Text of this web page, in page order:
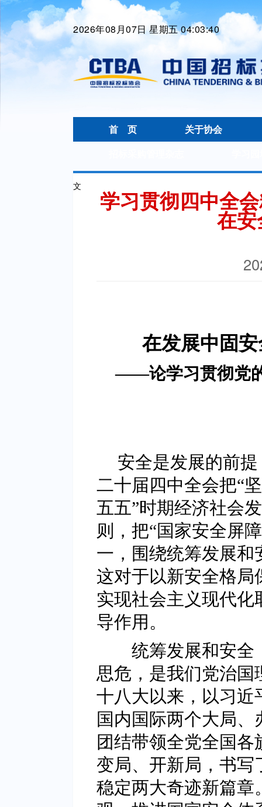
2026年08月07日 星期五 04:03:40
首 页
关于协会
文
学习贯彻四中全
在
在发展中固
——论学习贯彻党
安全是发展的前
二十届四中全会把“
五五”时期经济社会
则，把“国家安全屏
一，围绕统筹发展
这对于以新安全格局
实现社会主义现代
导作用。
统筹发展和安全
思危，是我们党治
十八大以来，以习近
国内国际两个大局
团结带领全党全国
变局、开新局，书写
稳定两大奇迹新篇章